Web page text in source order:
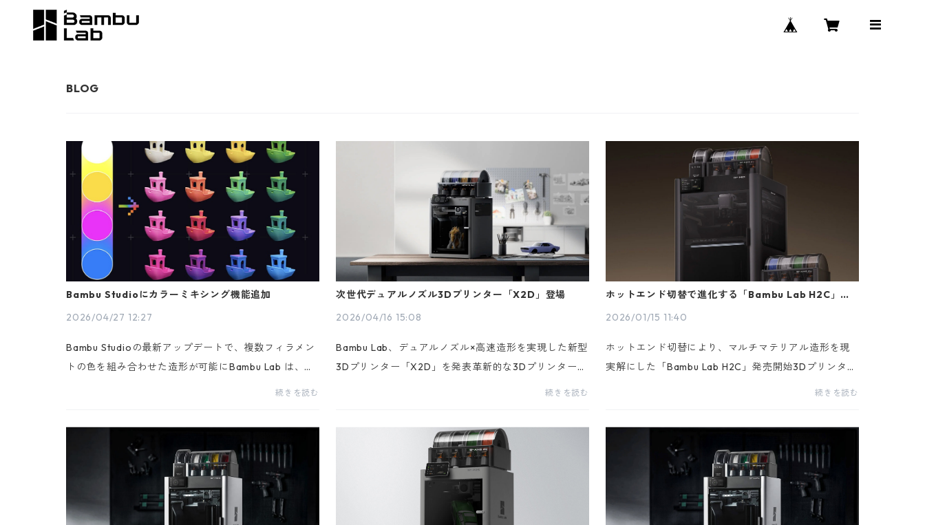
Bambu Studioにカラーミキシング機能追加
2026/04/27 12:27
Bambu Studioの最新アップデートで、複数フィラメン
トの色を組み合わせた造形が可能にBambu Lab は、ス
ライサーソフトウェア「Bambu Studio」の最新アップ
い色...
続きを読む
次世代デュアルノズル3Dプリンター「X2D」登場
2026/04/16 15:08
Bambu Lab、デュアルノズル×高速造形を実現した新型
3Dプリンター「X2D」を発表革新的な3Dプリンターで
市場をリードするBambu Labは、高精度かつマルチマ
続きを読む
ホットエンド切替で進化する「Bambu Lab H2C」発
2026/01/15 11:40
ホットエンド切替により、マルチマテリアル造形を現
実解にした「Bambu Lab H2C」発売開始3Dプリンター
およびデジタル製造ソリューションを展開するアイデ
プリ...
続きを読む